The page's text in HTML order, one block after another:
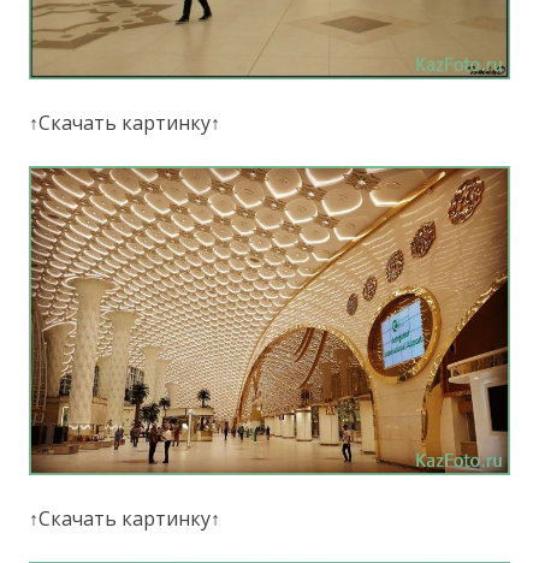
↑Скачать картинку↑
↑Скачать картинку↑